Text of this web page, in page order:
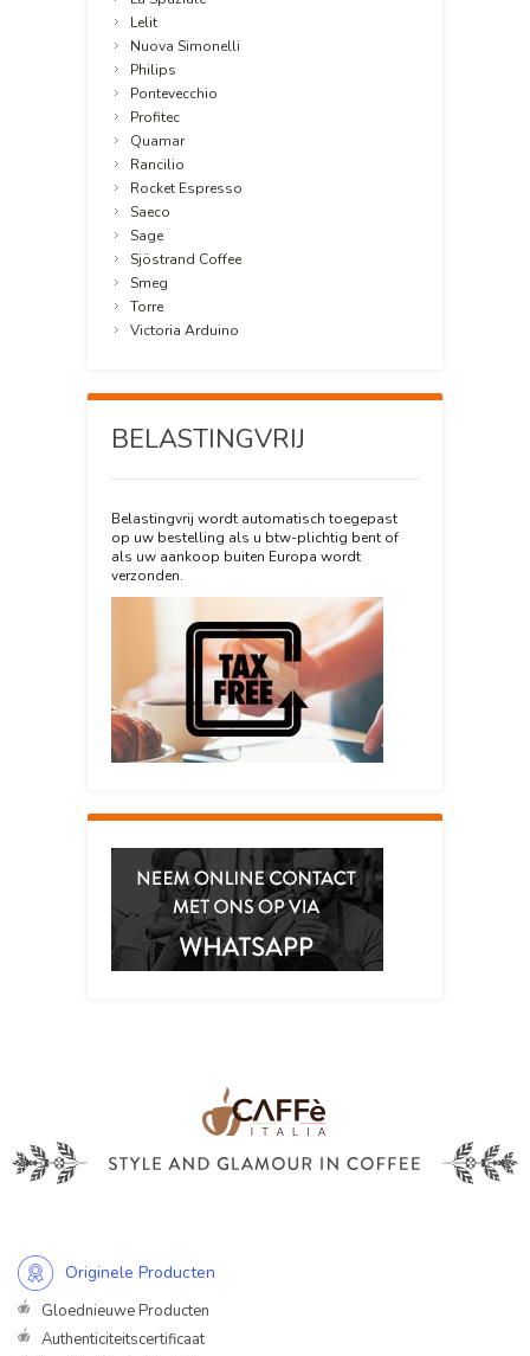
Lelit
Nuova Simonelli
Philips
Pontevecchio
Profitec
Quamar
Rancilio
Rocket Espresso
Saeco
Sage
Sjöstrand Coffee
Smeg
Torre
Victoria Arduino
BELASTINGVRIJ
Belastingvrij wordt automatisch toegepast
op uw bestelling als u btw-plichtig bent of
als uw aankoop buiten Europa wordt
verzonden.
Originele Producten
Gloednieuwe Producten
Authenticiteitscertificaat